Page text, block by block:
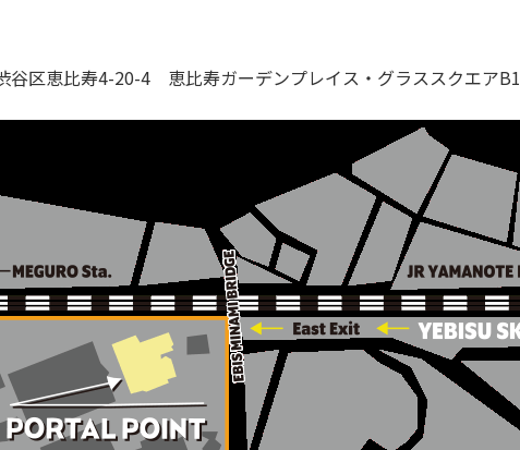
区恵比寿4-20-4 恵比寿ガーデンプレイス・グラススクエアB1